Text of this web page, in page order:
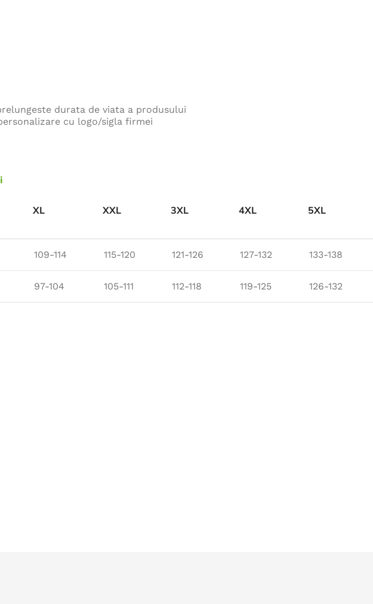
de Lucru
durata de viata a produsului
cu logo/sigla firmei
XL XXL 3XL 4XL 5XL
109-114 115-120 121-126 127-132 133-138
97-104 105-111 112-118 119-125 126-132